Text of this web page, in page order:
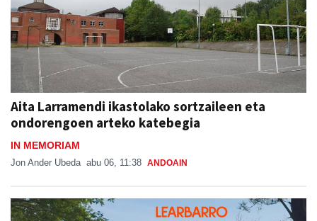
Aita Larramendi ikastolako sortzaileen eta
ondorengoen arteko katebegia
IN MEMORIAM
Jon Ander Ubeda abu 06, 11:38 ANDOAIN